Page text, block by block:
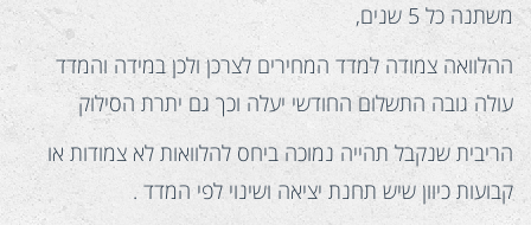
משתנה כל 5 שנים,
ההלוואה צמודה למדד המחירים לצרכן ולכן במידה והמדד
עולה גובה התשלום החודשי יעלה וכך גם יתרת הסילוק
הריבית שנקבל תהייה נמוכה ביחס להלוואות לא צמודות או
קבועות כיוון שיש תחנת יציאה ושינוי לפי המדד .